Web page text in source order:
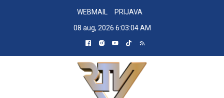
WEBMAIL
PRIJAVA
08 aug, 2026 6:03:05 AM